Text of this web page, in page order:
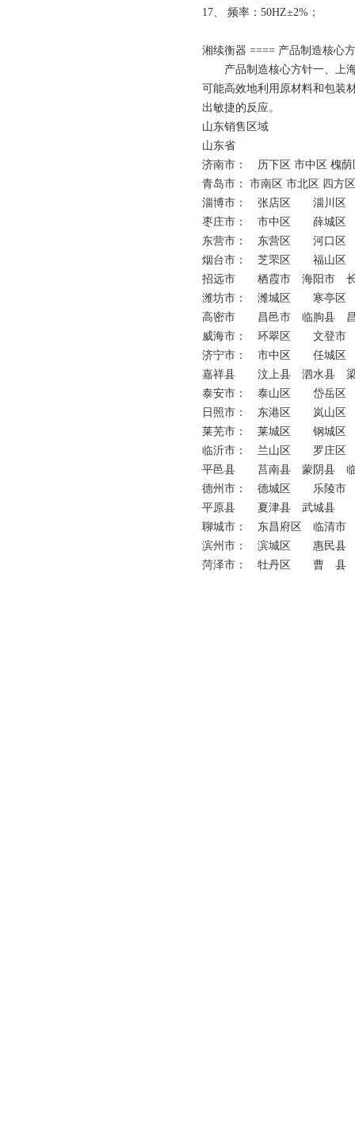
17、 频率：50HZ±2%；
湘续衡器 ==== 产品制造核心
产品制造核心方针一、上海
可能高效地利用原材料和包装
出敏捷的反应。
山东销售区域
山东省
济南市： 历下区 市中区 槐
青岛市： 市南区 市北区 四方
淄博市： 张店区 淄
枣庄市： 市中区 薛城
东营市： 东营区 河口
烟台市： 芝罘区 福
招远市 栖霞市 海阳市 长
潍坊市： 潍城区 寒
高密市 昌邑市 临朐县 昌
威海市： 环翠区 文登
济宁市： 市中区 任
嘉祥县 汶上县 泗水县 梁
泰安市： 泰山区 岱
日照市： 东港区 岚
莱芜市： 莱城区 钢城区
临沂市： 兰山区 罗
平邑县 莒南县 蒙阴县 临
德州市： 德城区 乐
平原县 夏津县 武城县
聊城市： 东昌府区
滨州市： 滨城区 惠
菏泽市： 牡丹区 曹